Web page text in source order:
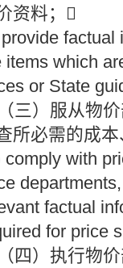
资料；
factual
items which
or State
三）服从物价
所必需的成
comply with
factual
for price
四）执行物价